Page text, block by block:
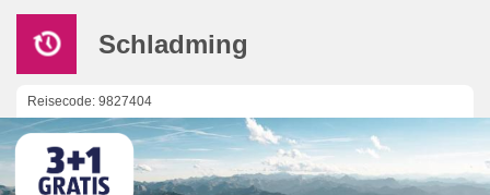
Schladming
Reisecode: 9827404